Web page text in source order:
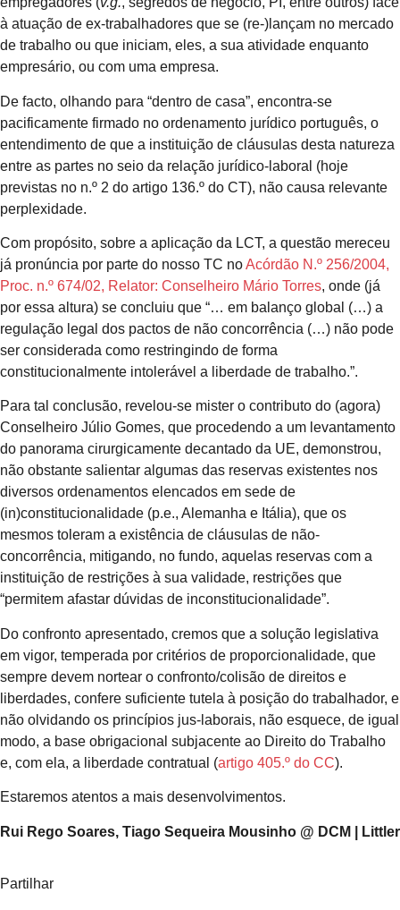
à atuação de ex-trabalhadores que se (re-)lançam no mercado
de trabalho ou que iniciam, eles, a sua atividade enquanto
empresário, ou com uma empresa.
De facto, olhando para “dentro de casa”, encontra-se
pacificamente firmado no ordenamento jurídico português, o
entendimento de que a instituição de cláusulas desta natureza
entre as partes no seio da relação jurídico-laboral (hoje
previstas no n.º 2 do artigo 136.º do CT), não causa relevante
perplexidade.
Com propósito, sobre a aplicação da LCT, a questão mereceu
já pronúncia por parte do nosso TC noAcórdão N.º 256/2004,
Proc. n.º 674/02, Relator: Conselheiro Mário Torres, onde (já
por essa altura) se concluiu que “… em balanço global (…) a
regulação legal dos pactos de não concorrência (…) não pode
ser considerada como restringindo de forma
constitucionalmente intolerável a liberdade de trabalho.”.
Para tal conclusão, revelou-se mister o contributo do (agora)
Conselheiro Júlio Gomes, que procedendo a um levantamento
do panorama cirurgicamente decantado da UE, demonstrou,
não obstante salientar algumas das reservas existentes nos
diversos ordenamentos elencados em sede de
(in)constitucionalidade (p.e., Alemanha e Itália), que os
mesmos toleram a existência de cláusulas de não-
concorrência, mitigando, no fundo, aquelas reservas com a
instituição de restrições à sua validade, restrições que
“permitem afastar dúvidas de inconstitucionalidade”.
Do confronto apresentado, cremos que a solução legislativa
em vigor, temperada por critérios de proporcionalidade, que
sempre devem nortear o confronto/colisão de direitos e
liberdades, confere suficiente tutela à posição do trabalhador, e
não olvidando os princípios jus-laborais, não esquece, de igual
modo, a base obrigacional subjacente ao Direito do Trabalho
e, com ela, a liberdade contratual (artigo 405.º do CC).
Estaremos atentos a mais desenvolvimentos.
Rui Rego Soares, Tiago Sequeira Mousinho @ DCM | Littler
Partilhar